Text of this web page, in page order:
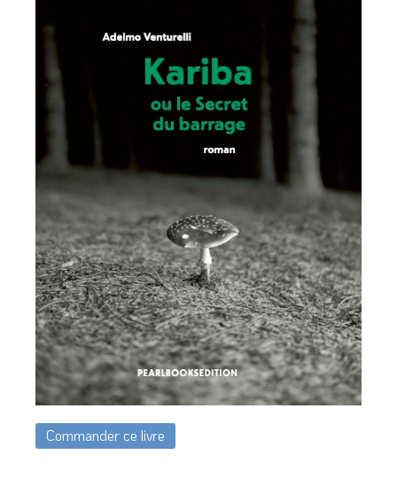
Commander ce livre